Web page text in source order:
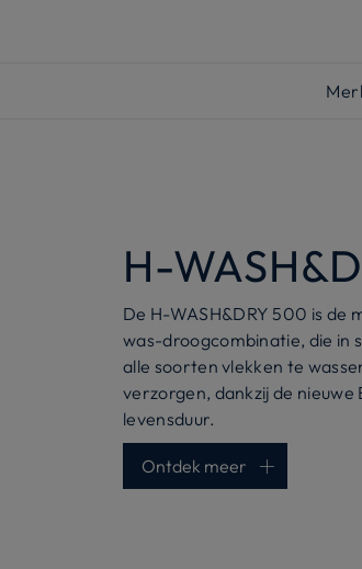
H-
De H-WASH&DRY 500 is
was-droogcombinatie, die in
alle soorten vlekken te
verzorgen, dankzij de
levensduur.
Ontdek meer